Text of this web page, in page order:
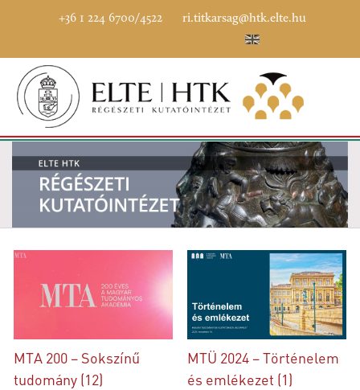
+36 1 224 6700/4522 ri.titkarsag@htk.elte.hu
MTA 200 – Sokszínű
tudomány (12)
MTÜ 2024 – Történelem
és emlékezet (1)